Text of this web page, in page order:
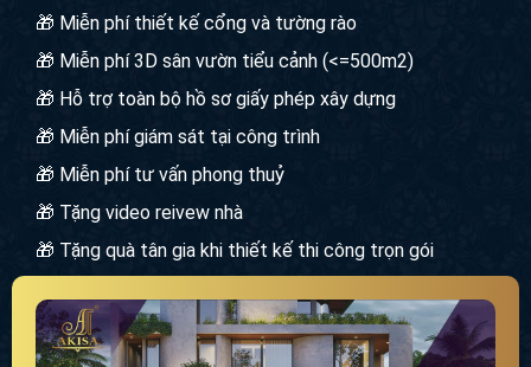
🎁 Miễn phí thiết kế cổng và tường rào
🎁 Miễn phí 3D sân vườn tiểu cảnh (<=500m2)
🎁 Hỗ trợ toàn bộ hồ sơ giấy phép xây dựng
🎁 Miễn phí giám sát tại công trình
🎁 Miễn phí tư vấn phong thuỷ
🎁 Tặng video reivew nhà
🎁 Tặng quà tân gia khi thiết kế thi công trọn gói